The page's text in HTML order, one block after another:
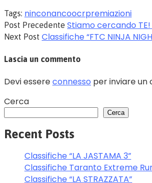
Tags: ninconancoocrpremiazioni
Post Precedente Stiamo cercando
Next Post Classifiche “FTC NINJA
Lascia un commento
Devi essereconnesso per inviare un
Cerca
Cerca
Recent Posts
Classifiche “LA JASTAMA 3”
Classifiche Taranto Extreme
Classifiche “LA STRAZZATA”